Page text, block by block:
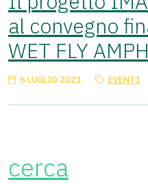
al convegno
WET FLY
6 LUGLIO 2021 EVENTI
cerca